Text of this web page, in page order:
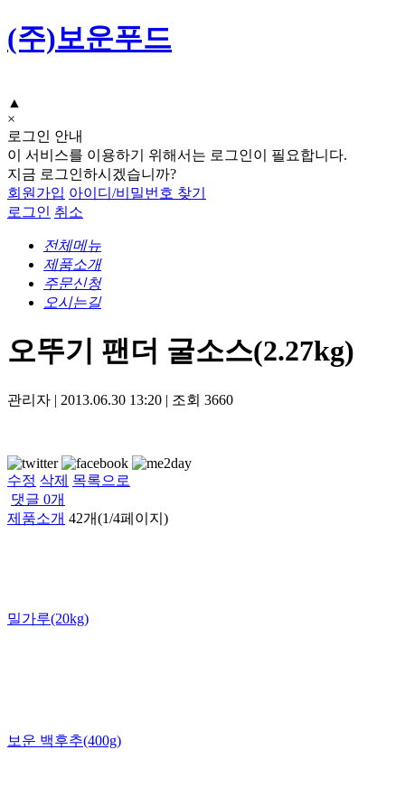
(주)보운푸드
▲
×
로그인 안내
이 서비스를 이용하기 위해서는 로그인이 필요합니다.
지금 로그인하시겠습니까?
회원가입 아이디/비밀번호 찾기
로그인 취소
전체메뉴
제품소개
주문신청
오시는길
오뚜기 팬더 굴소스(2.27kg)
관리자 | 2013.06.30 13:20 | 조회 3660
수정 삭제 목록으로
댓글 0개
제품소개 42개(1/4페이지)
밀가루(20kg)
보운 백후추(400g)